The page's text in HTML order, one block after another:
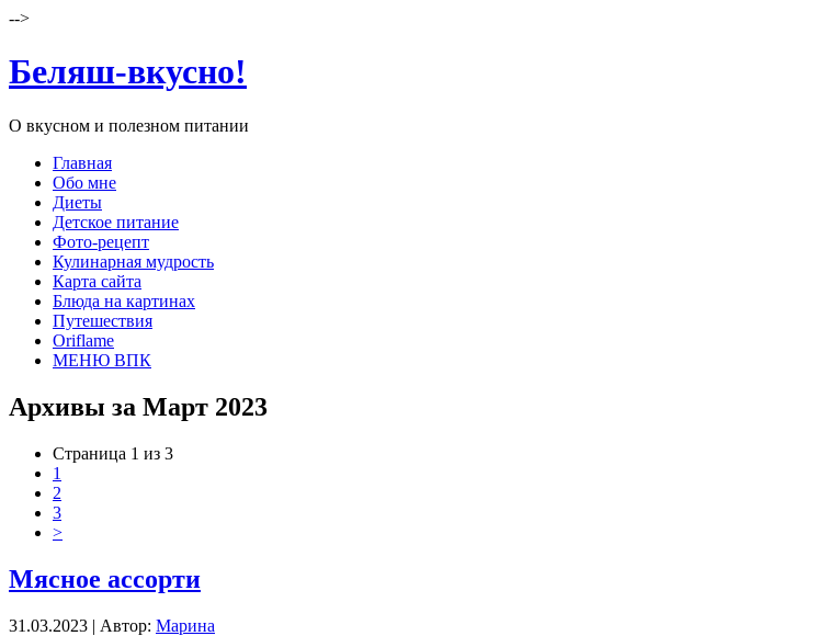
-->
Беляш-вкусно!
О вкусном и полезном питании
Главная
Обо мне
Диеты
Детское питание
Фото-рецепт
Кулинарная мудрость
Карта сайта
Блюда на картинах
Путешествия
Oriflame
МЕНЮ ВПК
Архивы за Март 2023
Страница 1 из 3
1
2
3
>
Мясное ассорти
31.03.2023 | Автор: Марина